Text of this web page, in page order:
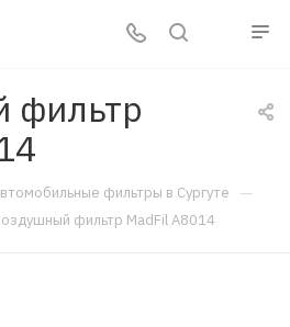
фильтр
фильтры в Сургуте —
фильтр MadFil A8014